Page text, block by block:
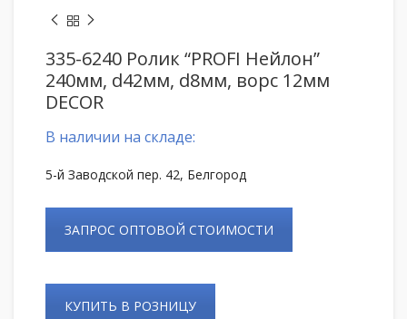
335-6240 Ролик “PROFI Нейлон”
240мм, d42мм, d8мм, ворс 12мм
DECOR
В наличии на складе:
5-й Заводской пер. 42, Белгород
ЗАПРОС ОПТОВОЙ СТОИМОСТИ
КУПИТЬ В РОЗНИЦУ